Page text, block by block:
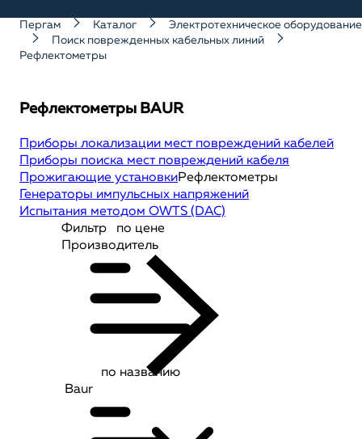
Пергам Каталог
Электротехническое оборудование
Поиск поврежденных кабельных линий
Рефлектометры
Рефлектометры BAUR
Приборы локализации мест повреждений кабелей
Приборы поиска мест повреждений кабеля
Прожигающие установкиРефлектометры
Генераторы импульсных напряжений
Испытания методом OWTS (DAC)
по цене
по названию
Фильтр
Производитель
Baur